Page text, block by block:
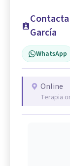
García
WhatsApp
Online
Terapia